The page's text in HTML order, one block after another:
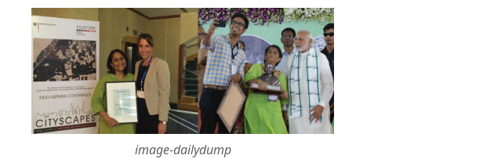
image-dailydump